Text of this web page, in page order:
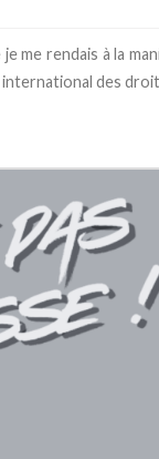
je me rendais à la
des